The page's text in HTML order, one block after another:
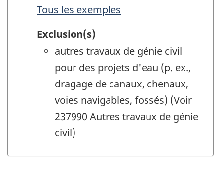
Tous les exemples
Exclusion(s)
autres travaux de génie civil
pour des projets d'eau (p. ex.,
dragage de canaux, chenaux,
voies navigables, fossés) (Voir
237990 Autres travaux de génie
civil)